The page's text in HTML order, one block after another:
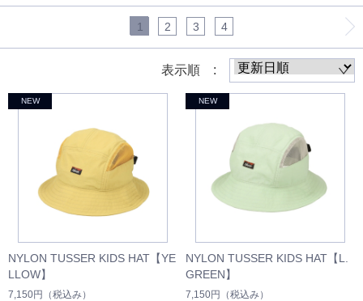
1 2 3 4
表示順 :
NYLON TUSSER KIDS HAT【YE
LLOW】
7,150円 （税込み）
NYLON TUSSER KIDS HAT【L.
GREEN】
7,150円 （税込み）